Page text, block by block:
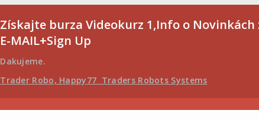
Získajte burza Videokurz 1,Info o
E-MAIL+Sign Up
Dakujeme.
Trader Robo, Happy77 Traders Robots Systems